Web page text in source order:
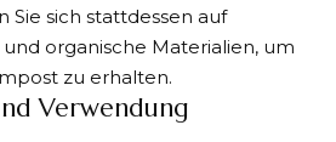
Sie sich stattdessen auf
organische Materialien, um
zu erhalten.
Verwendung